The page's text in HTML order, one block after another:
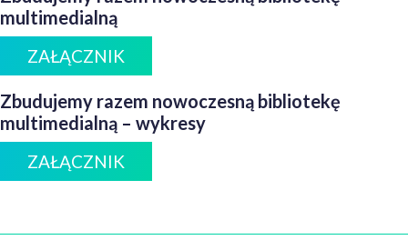
multimedialną
ZAŁĄCZNIK
Zbudujemy razem nowoczesną bibliotekę
multimedialną – wykresy
ZAŁĄCZNIK